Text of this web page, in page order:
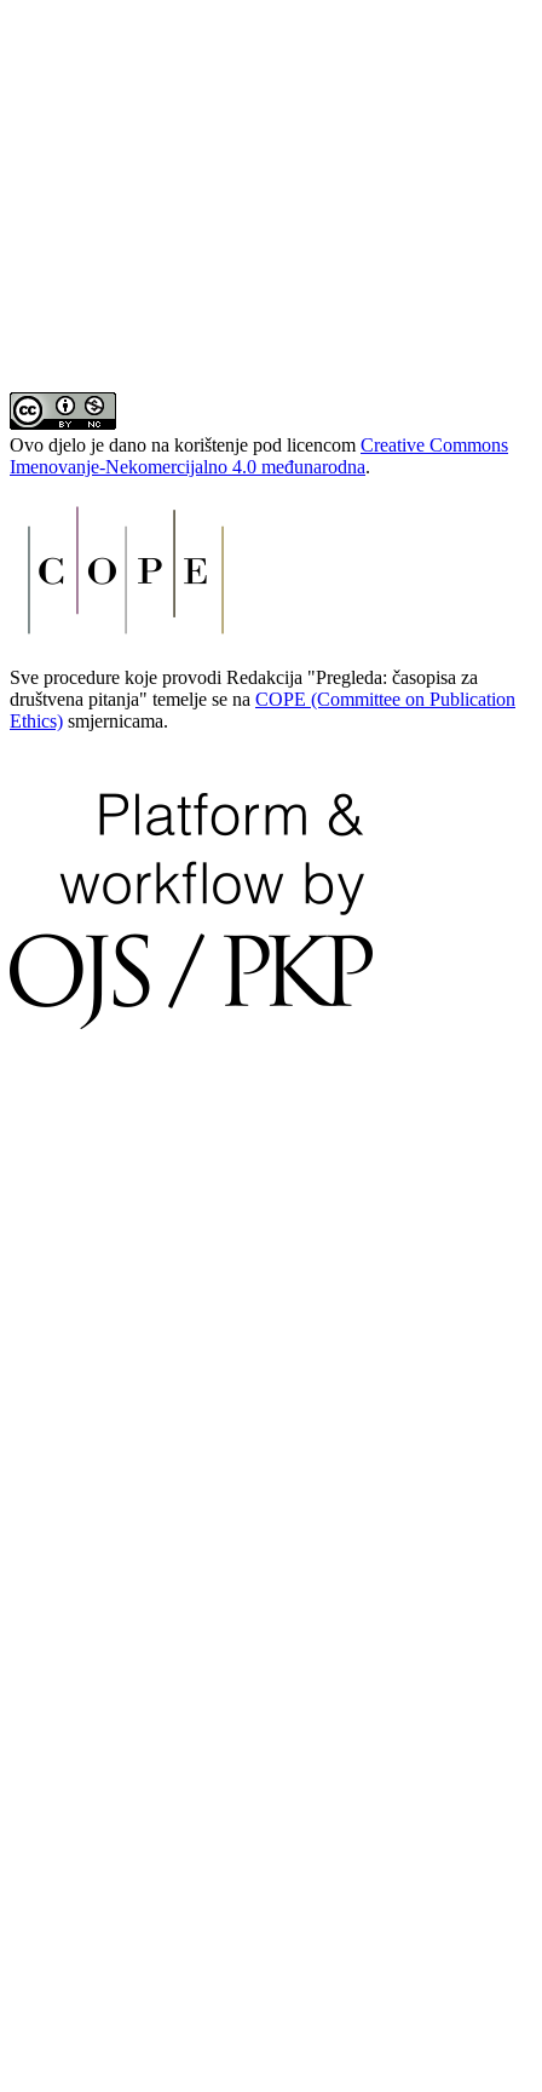
Ovo djelo je dano na korištenje pod licencom Creative Commons
Imenovanje-Nekomercijalno 4.0 međunarodna.
Sve procedure koje provodi Redakcija "Pregleda: časopisa za
društvena pitanja" temelje se na COPE (Committee on Publication
Ethics) smjernicama.